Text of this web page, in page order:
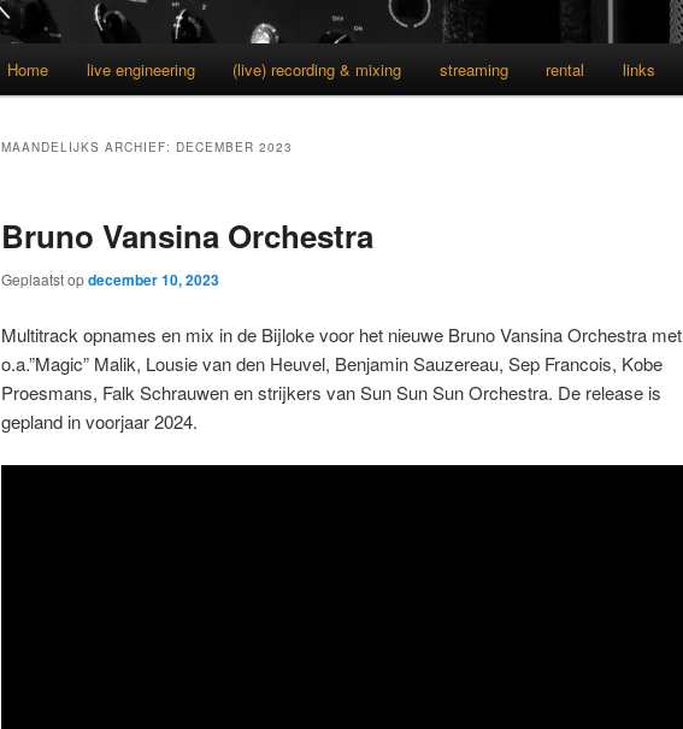
Home live engineering (live) recording & mixing streaming rental links
MAANDELIJKS ARCHIEF: DECEMBER 2023
Bruno Vansina Orchestra
Geplaatst opdecember 10, 2023
Multitrack opnames en mix in de Bijloke voor het nieuwe Bruno Vansina Orchestra met
o.a.”Magic” Malik, Lousie van den Heuvel, Benjamin Sauzereau, Sep Francois, Kobe
Proesmans, Falk Schrauwen en strijkers van Sun Sun Sun Orchestra. De release is
gepland in voorjaar 2024.